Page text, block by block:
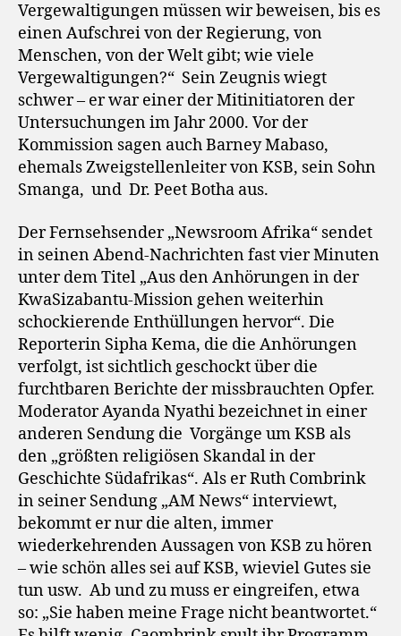
Vergewaltigungen müssen wir beweisen, bis es
einen Aufschrei von der Regierung, von
Menschen, von der Welt gibt; wie viele
Vergewaltigungen?“ Sein Zeugnis wiegt
schwer ­– er war einer der Mitinitiatoren der
Untersuchungen im Jahr 2000. Vor der
Kommission sagen auch Barney Mabaso,
ehemals Zweigstellenleiter von KSB, sein Sohn
Smanga, und Dr. Peet Botha aus.
Der Fernsehsender „Newsroom Afrika“ sendet
in seinen Abend-Nachrichten fast vier Minuten
unter dem Titel „Aus den Anhörungen in der
KwaSizabantu-Mission gehen weiterhin
schockierende Enthüllungen hervor“. Die
Reporterin Sipha Kema, die die Anhörungen
verfolgt, ist sichtlich geschockt über die
furchtbaren Berichte der missbrauchten Opfer.
Moderator Ayanda Nyathi bezeichnet in einer
anderen Sendung die Vorgänge um KSB als
den „größten religiösen Skandal in der
Geschichte Südafrikas“. Als er Ruth Combrink
in seiner Sendung „AM News“ interviewt,
bekommt er nur die alten, immer
wiederkehrenden Aussagen von KSB zu hören
– wie schön alles sei auf KSB, wieviel Gutes sie
tun usw. Ab und zu muss er eingreifen, etwa
so: „Sie haben meine Frage nicht beantwortet.“